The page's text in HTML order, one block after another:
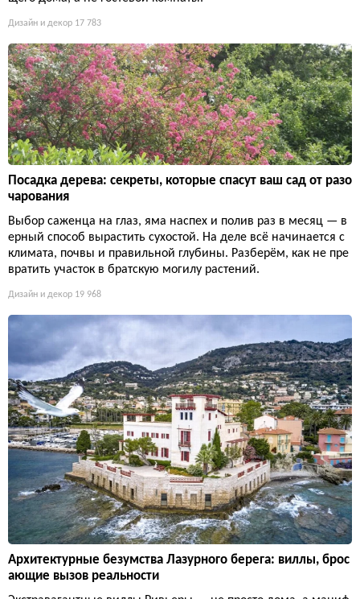
Дизайн и декор 17 783
Посадка дерева: секреты, которые спасут ваш сад от разо
чарования
Выбор саженца на глаз, яма наспех и полив раз в месяц — в
ерный способ вырастить сухостой. На деле всё начинается с
климата, почвы и правильной глубины. Разберём, как не пре
вратить участок в братскую могилу растений.
Дизайн и декор 19 968
Архитектурные безумства Лазурного берега: виллы, брос
ающие вызов реальности